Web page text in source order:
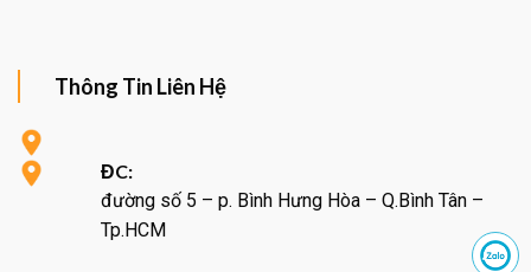
Thông Tin Liên Hệ
ĐC:
đường số 5 – p. Bình Hưng Hòa – Q.Bình Tân –
Tp.HCM